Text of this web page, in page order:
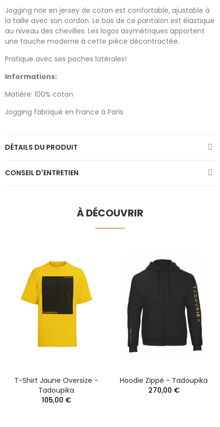
Jogging noir en jersey de coton est confortable, ajustable à
la taille avec son cordon. Le bas de ce pantalon est élastique
au niveau des chevilles. Les logos asymétriques apportent
une touche moderne à cette pièce décontractée.
Pratique avec ses poches latérales!
Informations:
Matière: 100% coton
Jogging fabriqué en France à Paris.
DÉTAILS DU PRODUIT
CONSEIL D'ENTRETIEN
À DÉCOUVRIR
T-Shirt Jaune Oversize -
Tadoupika
105,00 €
Hoodie Zippé - Tadoupika
270,00 €